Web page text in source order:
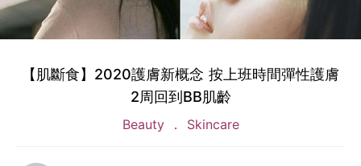
【肌斷食】2020護膚新概念 按上班時間彈性護膚
2周回到BB肌齡
Beauty Skincare